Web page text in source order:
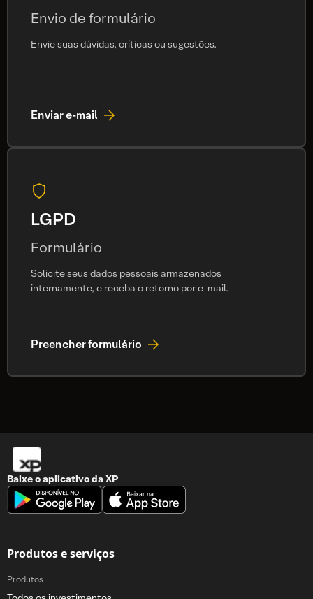
Envio de formulário
Envie suas dúvidas, críticas ou sugestões.
Enviar e-mail
LGPD
Formulário
Solicite seus dados pessoais armazenados
internamente, e receba o retorno por e-mail.
Preencher formulário
Baixe o aplicativo daXP
Produtos e serviços
Produtos